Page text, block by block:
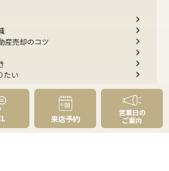
産売却のコツ
たい
法
さい
選
来店予約
営業日の
ご案内